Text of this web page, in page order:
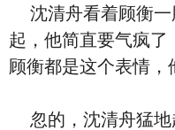
沈清舟看着顾衡一
起，他简直要气疯
顾衡都是这个表情，
忽的，沈清舟猛地